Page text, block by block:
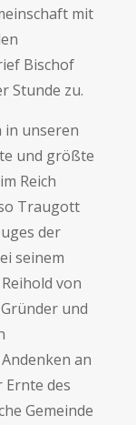
mit
Bischof
Stunde zu.
in unseren
und größte
Reich
Traugott
der
seinem
von
und
an
des
Gemeinde